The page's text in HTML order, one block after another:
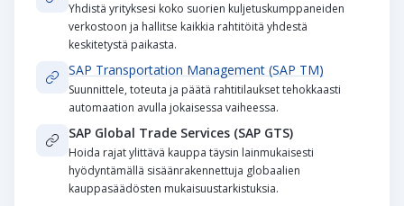
Yhdistä yrityksesi koko suorien kuljetuskumppaneiden
verkostoon ja hallitse kaikkia rahtitöitä yhdestä
keskitetystä paikasta.
SAP Transportation Management (SAP TM)
Suunnittele, toteuta ja päätä rahtitilaukset tehokkaasti
automaation avulla jokaisessa vaiheessa.
SAP Global Trade Services (SAP GTS)
Hoida rajat ylittävä kauppa täysin lainmukaisesti
hyödyntämällä sisäänrakennettuja globaalien
kauppasäädösten mukaisuustarkistuksia.